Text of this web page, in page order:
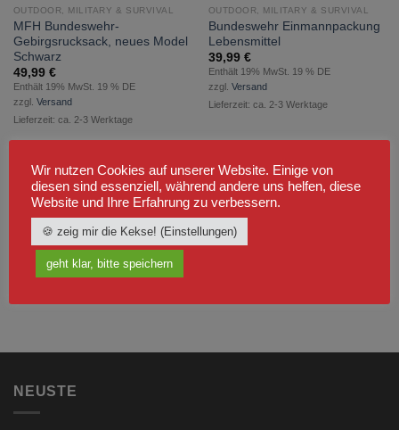
hinzufügen
OUTDOOR, MILITARY & SURVIVAL
MFH Bundeswehr-
Gebirgsrucksack, neues Model
Schwarz
49,99 €
Enthält 19% MwSt. 19 % DE
zzgl. Versand
Lieferzeit: ca. 2-3 Werktage
Wunschliste
OUTDOOR, MILITARY & SURVIVAL
Bundeswehr Einmannpackung
Lebensmittel
39,99 €
Enthält 19% MwSt. 19 % DE
zzgl. Versand
Lieferzeit: ca. 2-3 Werktage
NEUSTE
Wir nutzen Cookies auf unserer Website. Einige von
diesen sind essenziell, während andere uns helfen, diese
Website und Ihre Erfahrung zu verbessern.
🍪 zeig mir die Kekse! (Einstellungen)
geht klar, bitte speichern